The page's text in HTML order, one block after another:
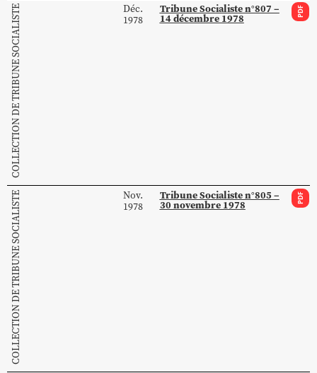
COLLECTION DE TRIBUNE SOCIALISTE
Déc.
1978
Tribune Socialiste n°807 –
14 décembre 1978 PDF
COLLECTION DE TRIBUNE SOCIALISTE
Nov.
1978
Tribune Socialiste n°805 –
30 novembre 1978 PDF